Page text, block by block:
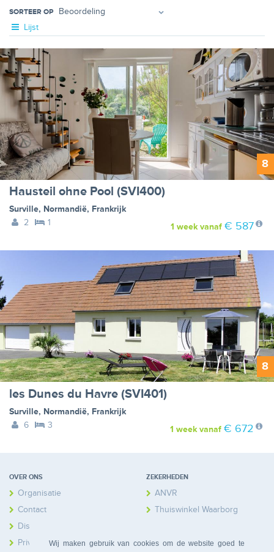
Wij maken gebruik van cookies om de website goed te
SORTEER OP
Lijst
8
Hausteil ohne Pool (SVI400)
Surville, Normandië, Frankrijk
2
1 1 weekvanaf € 587
8
les Dunes du Havre (SVI401)
Surville, Normandië, Frankrijk
6
3 1 weekvanaf € 672
OVER ONS
Organisatie
Contact
Disclaimer
Privacy
ZEKERHEDEN
ANVR
Thuiswinkel Waarborg